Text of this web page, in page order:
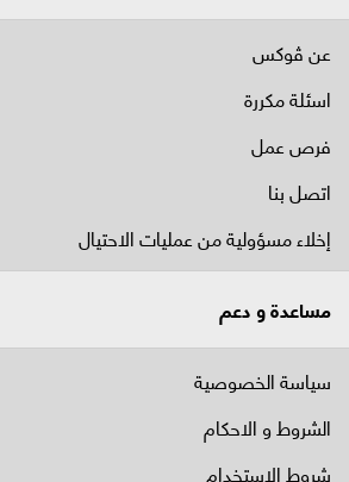
عن ڤوكس
اسئلة مكررة
فرص عمل
اتصل بنا
إخلاء مسؤولية من عمليات الاحتيال
مساعدة و دعم
سياسة الخصوصية
الشروط و الاحكام
شروط الاستخدام